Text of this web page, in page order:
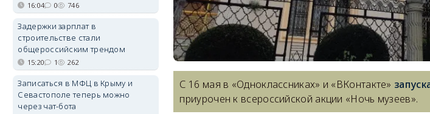
С 16 мая в «Одноклассниках» и «ВКонтакте»
приурочен к всероссийской акции «Ночь музеев».
16:04 0 746
Задержки зарплат в
строительстве стали
общероссийским трендом
15:20 1 262
Записаться в МФЦ в Крыму и
Севастополе теперь можно
через чат-бота